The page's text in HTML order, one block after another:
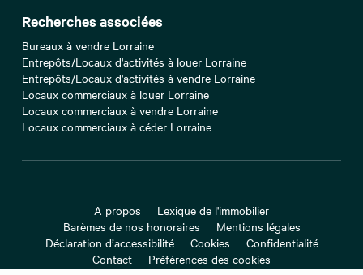
Recherches associées
Bureaux à vendre Lorraine
Entrepôts/Locaux d'activités à louer Lorraine
Entrepôts/Locaux d'activités à vendre Lorraine
Locaux commerciaux à louer Lorraine
Locaux commerciaux à vendre Lorraine
Locaux commerciaux à céder Lorraine
A propos
Lexique de l'immobilier
Barèmes de nos honoraires
Mentions légales
Déclaration d’accessibilité
Cookies
Confidentialité
Contact
Préférences des cookies